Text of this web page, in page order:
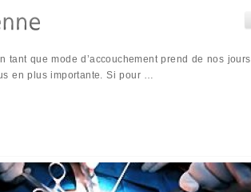
tant que mode d’accouchement prend de nos jours
en plus importante. Si pour …